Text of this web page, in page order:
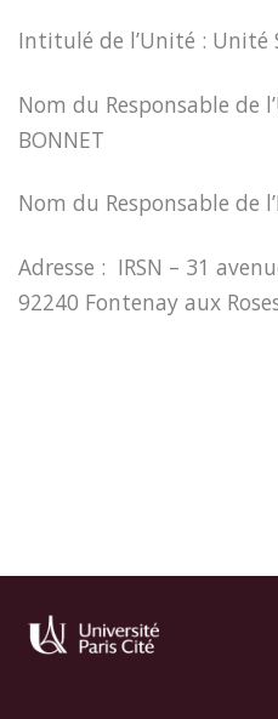
Intitulé de l’Unité : Unité
Nom du Responsable de
BONNET
Nom du Responsable de
Adresse : IRSN – 31
92240 Fontenay aux